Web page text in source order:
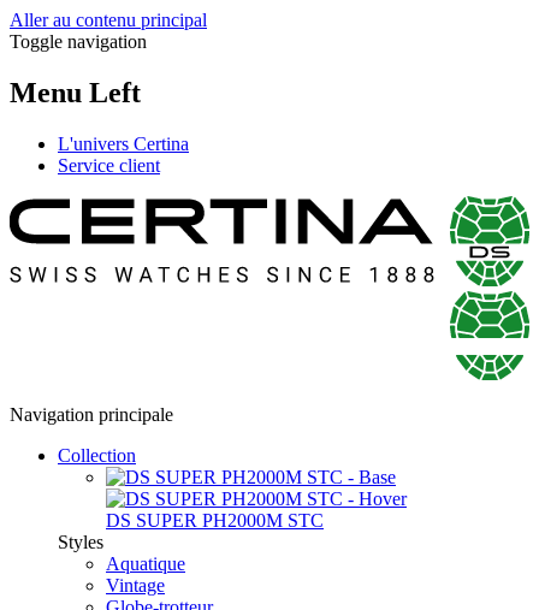
Aller au contenu principal
Toggle navigation
Menu Left
L'univers Certina
Service client
Navigation principale
Collection
DS SUPER PH2000M STC
Styles
Aquatique
Vintage